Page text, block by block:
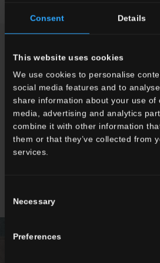
Consent Details
This website uses cookies
We use cookies to personalise
social media features and to
share information about your use of
media, advertising and analytics
combine it with other information
them or that they’ve collected from
services.
Selection
Necessary
Preferences